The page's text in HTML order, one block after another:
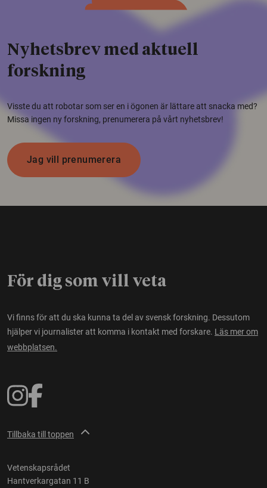
Nyhetsbrev med aktuell
forskning
Visste du att robotar som ser en i ögonen är lättare att snacka med?
Missa ingen ny forskning, prenumerera på vårt nyhetsbrev!
Jag vill prenumerera
För dig som vill veta
Vi finns för att du ska kunna ta del av svensk forskning. Dessutom
hjälper vi journalister att komma i kontakt med forskare. Läs mer om
webbplatsen.
Tillbaka till toppen
Vetenskapsrådet
Hantverkargatan 11 B